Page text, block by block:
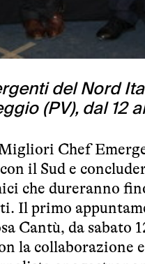
del Nord
(PV), dal 12
Chef
il Sud e
che dureranno
Il primo
Cantù, da sabato
la collaborazione